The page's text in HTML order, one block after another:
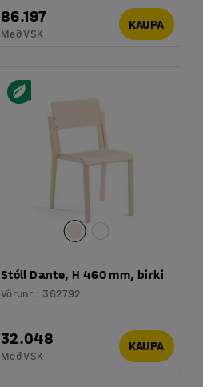
86.197
Með VSK
KAUPA
Stóll Dante, H 460 mm, birki
Vörunr. :362792
32.048
Með VSK
KAUPA